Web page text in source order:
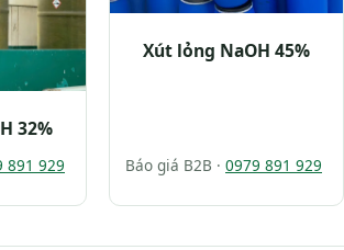
32%
891 929
Xút lỏng NaOH 45%
Báo giá B2B · 0979 891 929